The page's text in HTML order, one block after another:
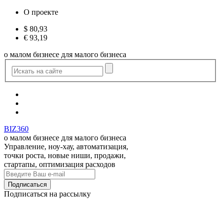
О проекте
$ 80,93
€ 93,19
о малом бизнесе для малого бизнеса
BIZ360
о малом бизнесе для малого бизнеса
Управление, ноу-хау, автоматизация,
точки роста, новые ниши, продажи,
стартапы, оптимизация расходов
Подписаться на рассылку